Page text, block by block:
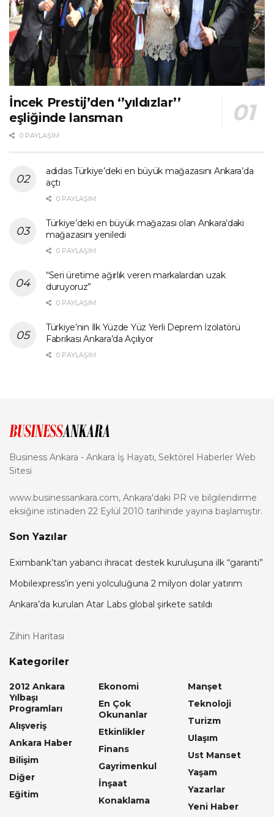
İncek Prestij’den ‘’yıldızlar’’
eşliğinde lansman
0 PAYLAŞIM
adidas Türkiye’deki en büyük mağazasını Ankara’da
açtı
0 PAYLAŞIM
Türkiye’deki en büyük mağazası olan Ankara’daki
mağazasını yeniledi
0 PAYLAŞIM
“Seri üretime ağırlık veren markalardan uzak
duruyoruz”
0 PAYLAŞIM
Türkiye’nin İlk Yüzde Yüz Yerli Deprem İzolatörü
Fabrikası Ankara’da Açılıyor
0 PAYLAŞIM
Business Ankara - Ankara İş Hayatı, Sektörel Haberler Web
Sitesi
www.businessankara.com, Ankara'daki PR ve bilgilendirme
eksiğine istinaden 22 Eylül 2010 tarihinde yayına başlamıştır.
Son Yazılar
Eximbank’tan yabancı ihracat destek kuruluşuna ilk “garanti”
Mobilexpress’in yeni yolculuğuna 2 milyon dolar yatırım
Ankara’da kurulan Atar Labs global şirkete satıldı
Zihin Haritası
Kategoriler
2012 Ankara
Yılbaşı
Programları
Alışveriş
Ankara Haber
Bilişim
Diğer
Eğitim
Ekonomi
En Çok
Okunanlar
Etkinlikler
Finans
Gayrimenkul
İnşaat
Konaklama
Manşet
Teknoloji
Turizm
Ulaşım
Ust Manset
Yaşam
Yazarlar
Yeni Haber